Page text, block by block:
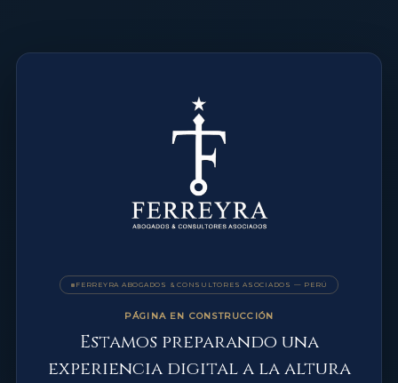
FERREYRA ABOGADOS & CONSULTORES ASOCIADOS — PERÚ
PÁGINA EN CONSTRUCCIÓN
Estamos preparando una
experiencia digital a la altura